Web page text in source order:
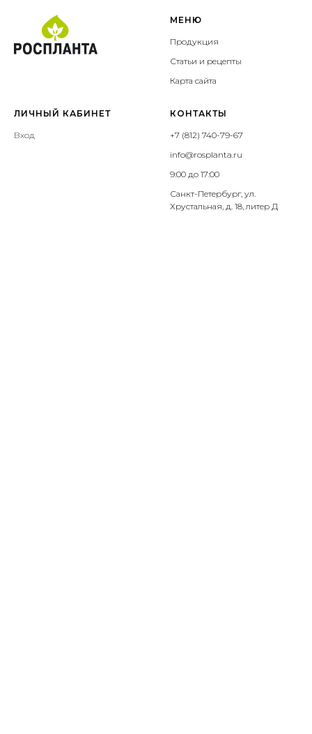
МЕНЮ
Продукция
Статьи и рецепты
Карта сайта
ЛИЧНЫЙ КАБИНЕТ
Вход
КОНТАКТЫ
+7 (812) 740-79-67
info@rosplanta.ru
9:00 до 17:00
Санкт-Петербург, ул.
Хрустальная, д. 18, литер Д